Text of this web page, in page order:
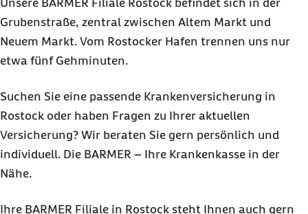
Unsere BARMER Filiale Rostock befindet sich in der
Grubenstraße, zentral zwischen Altem Markt und
Neuem Markt. Vom Rostocker Hafen trennen uns nur
etwa fünf Gehminuten.
Suchen Sie eine passende Krankenversicherung in
Rostock oder haben Fragen zu Ihrer aktuellen
Versicherung? Wir beraten Sie gern persönlich und
individuell. Die BARMER – Ihre Krankenkasse in der
Nähe.
Ihre BARMER Filiale in Rostock steht Ihnen auch gern